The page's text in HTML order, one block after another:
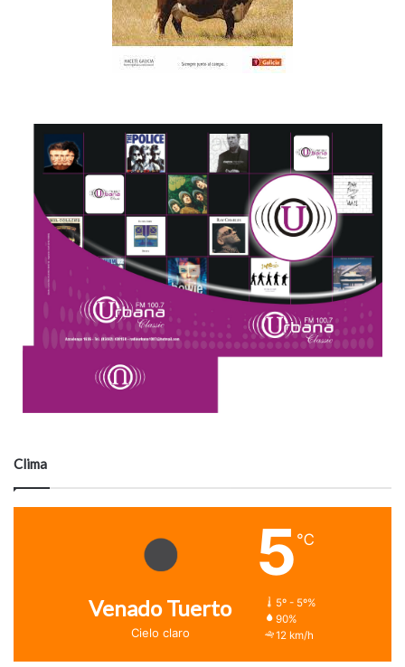
Clima
Venado Tuerto
Cielo claro
5 ℃
5º - 5º%
90%
12 km/h